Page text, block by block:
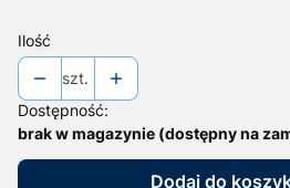
Ilość
szt.
Dostępność:
brak w magazynie (dostępny na
Dodaj do